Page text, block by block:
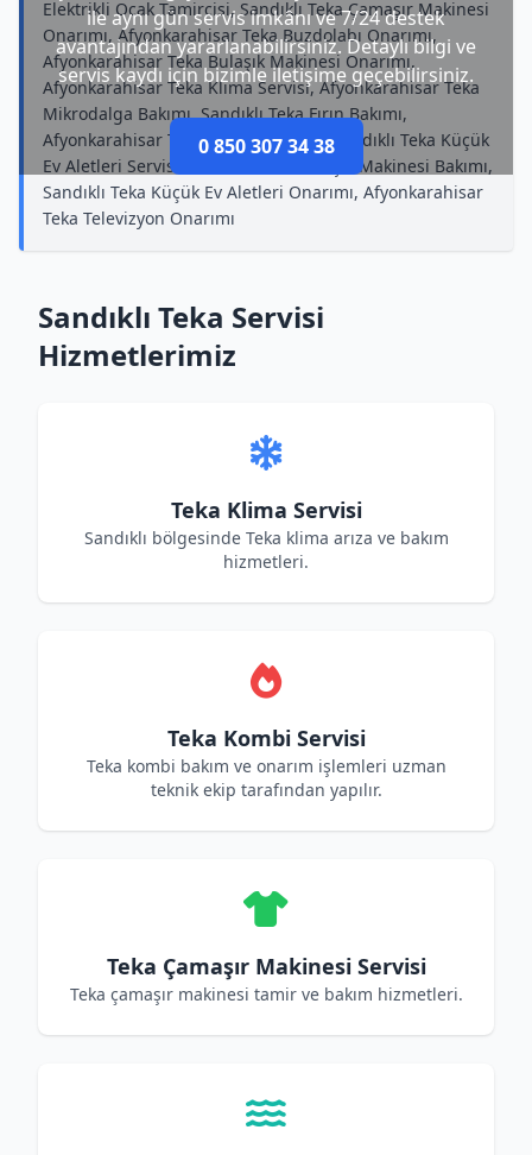
ile aynı gün servis imkânı ve 7/24 destek
avantajından yararlanabilirsiniz. Detaylı bilgi ve
servis kaydı için bizimle iletişime geçebilirsiniz.
0 850 307 34 38
Elektrikli Ocak Tamircisi, Sandıklı Teka Çamaşır Makinesi
Onarımı, Afyonkarahisar Teka Buzdolabı Onarımı,
Afyonkarahisar Teka Bulaşık Makinesi Onarımı,
Afyonkarahisar Teka Klima Servisi, Afyonkarahisar Teka
Mikrodalga Bakımı, Sandıklı Teka Fırın Bakımı,
Afyonkarahisar Teka Klima Onarımı, Sandıklı Teka Küçük
Ev Aletleri Servisi, Sandıklı Teka Bulaşık Makinesi Bakımı,
Sandıklı Teka Küçük Ev Aletleri Onarımı, Afyonkarahisar
Teka Televizyon Onarımı
Sandıklı Teka Servisi
Hizmetlerimiz
Teka Klima Servisi
Sandıklı bölgesinde Teka klima arıza ve bakım
hizmetleri.
Teka Kombi Servisi
Teka kombi bakım ve onarım işlemleri uzman
teknik ekip tarafından yapılır.
Teka Çamaşır Makinesi Servisi
Teka çamaşır makinesi tamir ve bakım hizmetleri.